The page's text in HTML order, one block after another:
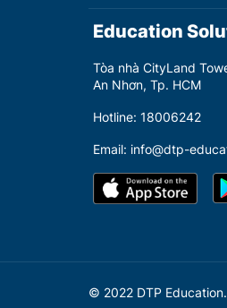
Education
Tòa nhà CityLand
An Nhơn, Tp. HCM
Hotline: 18006242
Email: info@dtp-
© 2022 DTP Education.